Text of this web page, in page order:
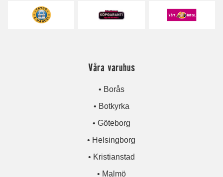
Våra varuhus
• Borås
• Botkyrka
• Göteborg
• Helsingborg
• Kristianstad
• Malmö